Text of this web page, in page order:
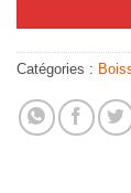
Catégories :